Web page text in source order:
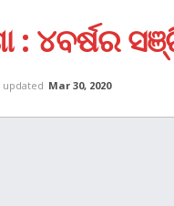
: ୪ବର୍ଷର
updated Mar 30, 2020